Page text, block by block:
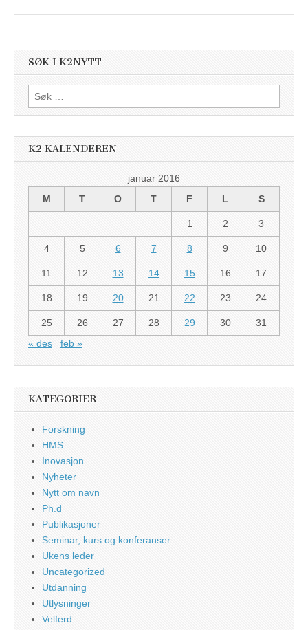
SØK I K2NYTT
Søk
etter:
K2 KALENDEREN
januar 2016
M
T O T F L S
1 2 3
4 5 6 7 8 9 10
11 12 13 14 15 16 17
18 19 20 21 22 23 24
25 26 27 28 29 30
31
« des
feb »
KATEGORIER
Forskning
HMS
Inovasjon
Nyheter
Nytt om navn
Ph.d
Publikasjoner
Seminar, kurs og konferanser
Ukens leder
Uncategorized
Utdanning
Utlysninger
Velferd